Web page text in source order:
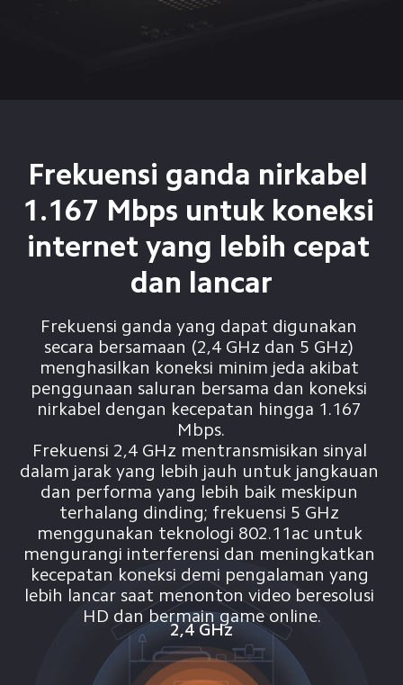
Frekuensi ganda nirkabel
1.167 Mbps untuk koneksi
internet yang lebih cepat
dan lancar
Frekuensi ganda yang dapat digunakan
secara bersamaan (2,4 GHz dan 5 GHz)
menghasilkan koneksi minim jeda akibat
penggunaan saluran bersama dan koneksi
nirkabel dengan kecepatan hingga 1.167
Mbps.
Frekuensi 2,4 GHz mentransmisikan sinyal
dalam jarak yang lebih jauh untuk jangkauan
dan performa yang lebih baik meskipun
terhalang dinding; frekuensi 5 GHz
menggunakan teknologi 802.11ac untuk
mengurangi interferensi dan meningkatkan
kecepatan koneksi demi pengalaman yang
lebih lancar saat menonton video beresolusi
HD dan bermain game online.
2,4 GHz